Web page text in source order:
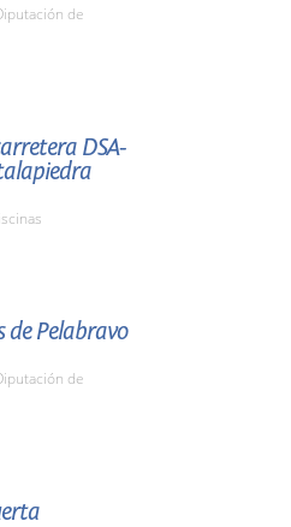
de
DSA-
de Pelabravo
de